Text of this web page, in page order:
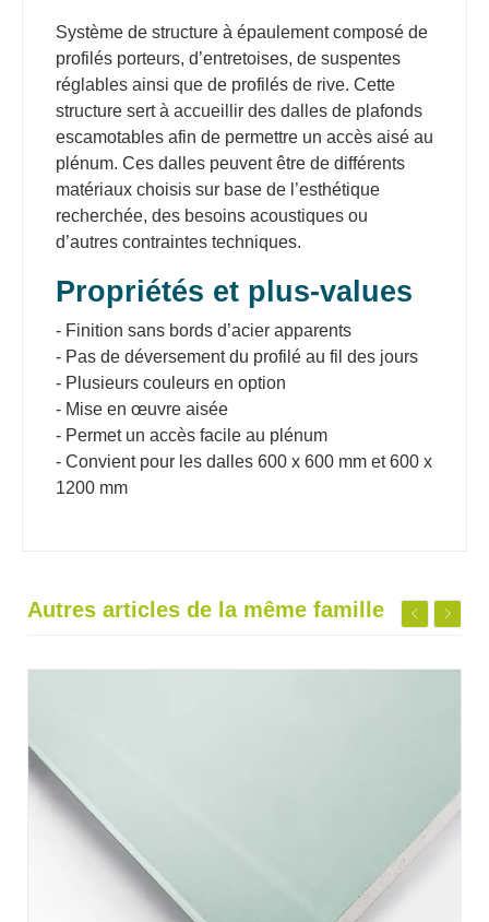
Système de structure à épaulement composé de
profilés porteurs, d’entretoises, de suspentes
réglables ainsi que de profilés de rive. Cette
structure sert à accueillir des dalles de plafonds
escamotables afin de permettre un accès aisé au
plénum. Ces dalles peuvent être de différents
matériaux choisis sur base de l’esthétique
recherchée, des besoins acoustiques ou
d’autres contraintes techniques.
Propriétés et plus-values
- Finition sans bords d’acier apparents
- Pas de déversement du profilé au fil des jours
- Plusieurs couleurs en option
- Mise en œuvre aisée
- Permet un accès facile au plénum
- Convient pour les dalles 600 x 600 mm et 600 x
1200 mm
Autres articles de la même famille